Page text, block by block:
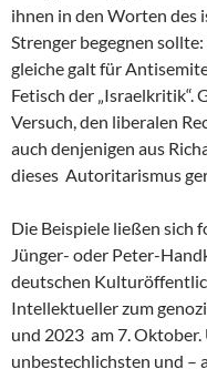
ihnen in den Worten des
Strenger begegnen
gleiche galt für
Fetisch der „Israelkritik“.
Versuch, den liberalen
auch denjenigen aus
dieses Autoritarismus
Die Beispiele ließen sich
Jünger- oder Peter-
deutschen
Intellektueller zum
und 2023 am 7.
unbestechlichsten und –